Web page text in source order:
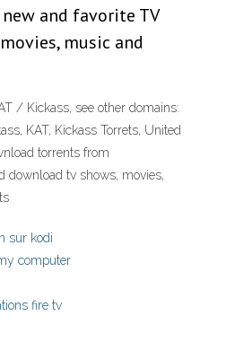
and favorite TV
music and
/ Kickass, see other domains:
KAT, Kickass Torrets, United
torrents from
download tv shows, movies,
sur kodi
computer
fire tv